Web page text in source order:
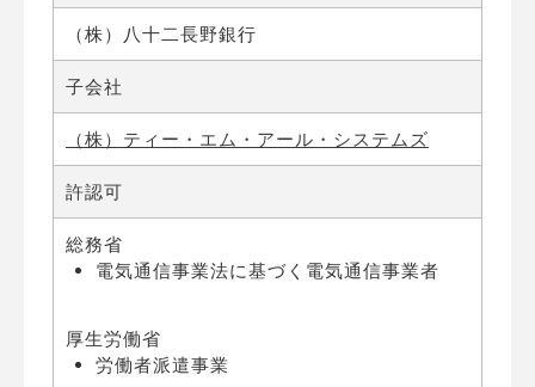
（株）八十二長野銀行
子会社
（株）ティー・エム・アール・システムズ
許認可
総務省
電気通信事業法に基づく電気通信事業者
厚生労働省
労働者派遣事業